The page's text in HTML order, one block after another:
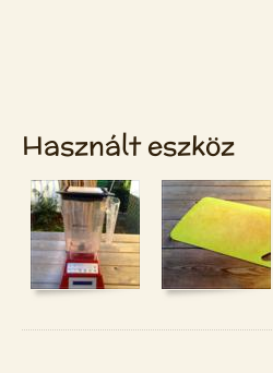
Használt eszköz